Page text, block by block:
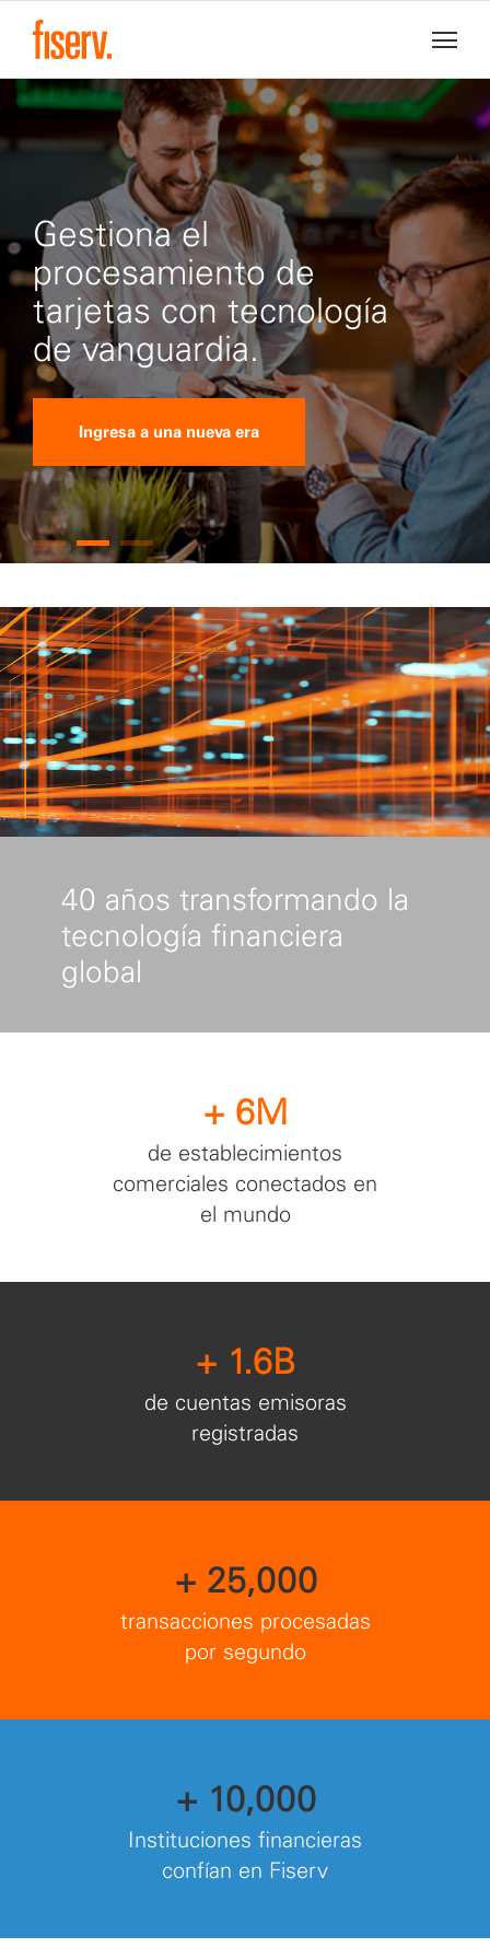
Gestiona el
procesamiento de
tarjetas con tecnología
de vanguardia.
Ingresa a una nueva era
40 años transformando la
tecnología financiera
global
+ 6M
de establecimientos
comerciales conectados en
el mundo
+ 1.6B
de cuentas emisoras
registradas
+ 25,000
transacciones procesadas
por segundo
+ 10,000
Instituciones financieras
confían en Fiserv